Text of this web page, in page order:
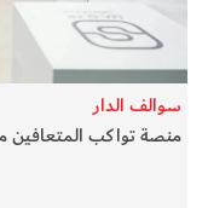
سوالف الدار
منصة تواكب المتعافين